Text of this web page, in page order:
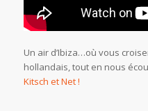
Un air d’Ibiza…où vous
hollandais, tout en nous
Kitsch et Net !